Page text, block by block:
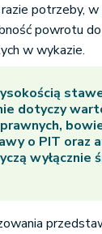
potrzeby, w
powrotu
w wykazie.
dotyczy
o PIT oraz
wyłącznie